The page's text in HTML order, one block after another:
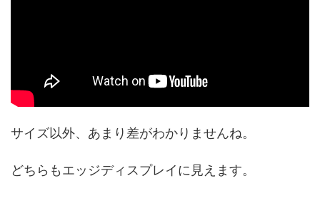
サイズ以外、あまり差がわかりませんね。
どちらもエッジディスプレイに見えます。